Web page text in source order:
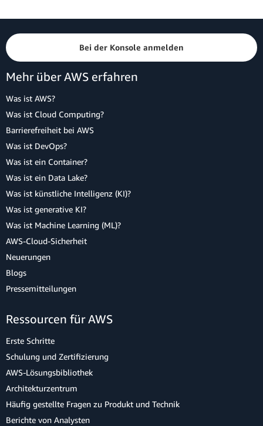
Bei der Konsole anmelden
Mehr über AWS erfahren
Was ist AWS?
Was ist Cloud Computing?
Barrierefreiheit bei AWS
Was ist DevOps?
Was ist ein Container?
Was ist ein Data Lake?
Was ist künstliche Intelligenz (KI)?
Was ist generative KI?
Was ist Machine Learning (ML)?
AWS-Cloud-Sicherheit
Neuerungen
Blogs
Pressemitteilungen
Ressourcen für AWS
Erste Schritte
Schulung und Zertifizierung
AWS-Lösungsbibliothek
Architekturzentrum
Häufig gestellte Fragen zu Produkt und Technik
Berichte von Analysten